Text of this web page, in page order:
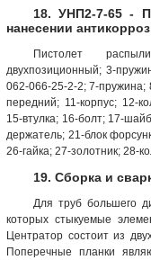
18. УНП2-7-65 -
нанесении
Пистолет
двухпозиционный; 3-
062-066-25-2-2; 7-пружина;
передний; 11-корпус; 12-
15-втулка; 16-болт; 17-
держатель; 21-блок
26-гайка; 27-золотник; 28-
19. Сборка и
Для труб большего
которых стыкуемые
Центратор состоит из
Поперечные планки